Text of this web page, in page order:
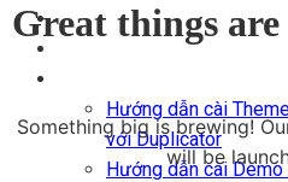
Themes + Plugin
Hướng dẫn cài
với Duplicator
Hướng dẫn cài
Great things
Something big is brewing!
will be